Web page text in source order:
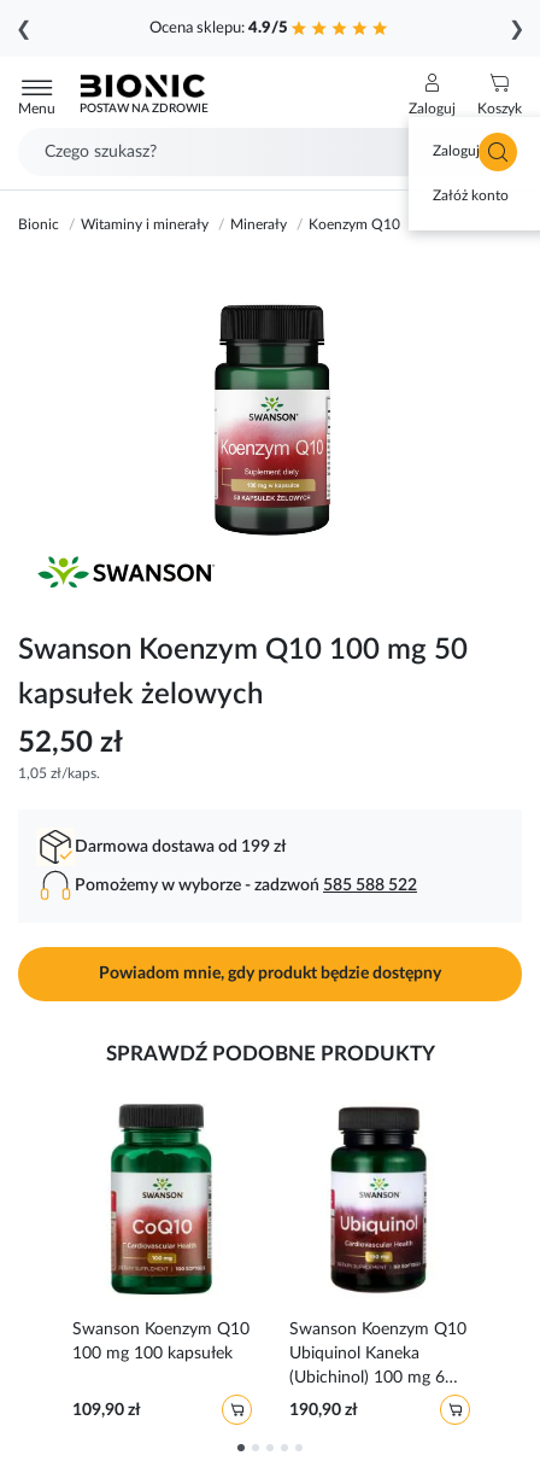
Ocena sklepu: 4.9/5
❮ ❯
do
treści
Menu POSTAW NA ZDROWIE Zaloguj
Zaloguj się
Załóż konto
Koszyk
Bionic Witaminy i minerały Minerały Koenzym Q10
Swanson Koenzym Q10 100 mg 50
kapsułek żelowych
52,50 zł
1,05 zł/kaps.
Darmowa dostawa od 199 zł
Pomożemy w wyborze - zadzwoń 585 588 522
Powiadom mnie, gdy produkt będzie dostępny
SPRAWDŹ PODOBNE PRODUKTY
Swanson Koenzym Q10
100 mg 100 kapsułek
109,90 zł
Swanson Koenzym Q10
Ubiquinol Kaneka
(Ubichinol) 100 mg 60
kapsułek
190,90 zł